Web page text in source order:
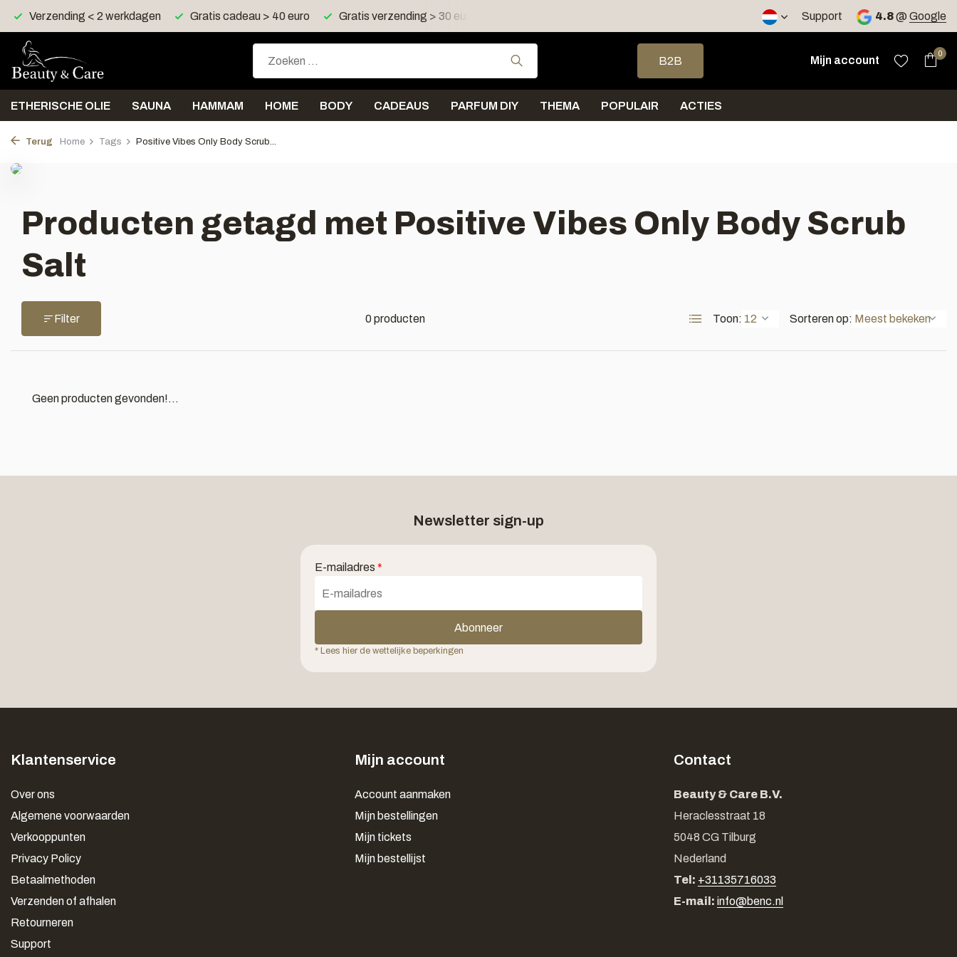
Verzending < 2 werkdagen Gratis cadeau > 40 euro Gratis verzending > 30 euro in NL en BE Support 4.8@ Google
Gebruik de pijltjes op en neer om een beschikbaar resultaat te selecteren. Druk
B2B
Mijn account
0
ETHERISCHE OLIE SAUNA HAMMAM HOME BODY CADEAUS PARFUM DIY THEMA POPULAIR ACTIES
Terug Home Tags Positive Vibes Only Body Scrub...
Producten getagd met Positive Vibes Only Body Scrub
Salt
Filter 0 producten Toon: Sorteren op:
Geen producten gevonden!...
Newsletter sign-up
E-mailadres *
Abonneer
* Lees hier de wettelijke beperkingen
Klantenservice
Over ons
Algemene voorwaarden
Verkooppunten
Privacy Policy
Betaalmethoden
Verzenden of afhalen
Retourneren
Support
Mijn account
Account aanmaken
Mijn bestellingen
Mijn tickets
Mijn bestellijst
Contact
Beauty & Care B.V.
Heraclesstraat 18
5048 CG Tilburg
Nederland
Tel: +31135716033
E-mail: info@benc.nl